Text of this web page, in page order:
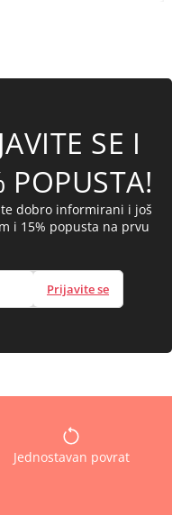
SE I
POPUSTA!
dobro informirani i još
i 15% popusta na prvu
Prijavite se
Jednostavan povrat